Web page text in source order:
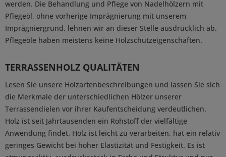
werden. Die Behandlung und Pflege von Nadelhölzern mit
Pflegeöl, ohne vorherige Imprägnierung mit unserem
Imprägniergrund, lehnen wir an dieser Stelle ausdrücklich ab.
Pflegeöle haben meistens keine Holzschutzeigenschaften.
TERRASSENHOLZ QUALITÄTEN
Lesen Sie unsere Holzartenbeschreibungen und lassen Sie sich
die Merkmale der unterschiedlichen Hölzer unserer
Terrassendielen vor ihrer Kaufentscheidung verdeutlichen.
Holz ist seit Jahrtausenden ein Rohstoff der vielfältige
Anwendung findet. Holz ist leicht zu verarbeiten, hat ein relativ
geringes Gewicht bei hoher Elastizität und Festigkeit. Es ist